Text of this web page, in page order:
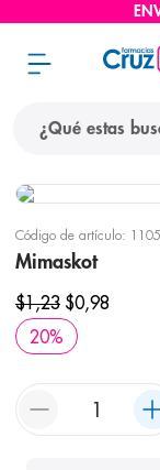
Código de artículo:
Mimaskot
$1,23 $0,98
20%
términos
protector solar
3. eucerin
nivea
6. shampoo